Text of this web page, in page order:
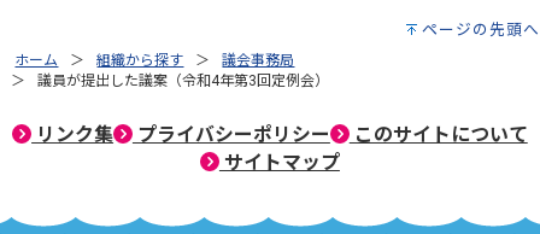
ページの先頭へ
ホーム 組織から探す
議会事務局
議員が提出した議案（令和4年第3回定例会）
リンク集 プライバシーポリシー
このサイトについて
サイトマップ